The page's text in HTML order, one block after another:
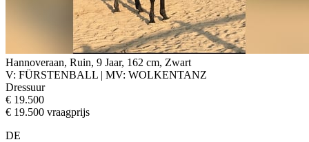
Hannoveraan, Ruin, 9 Jaar, 162 cm, Zwart
V: FÜRSTENBALL | MV: WOLKENTANZ
Dressuur
€ 19.500
€ 19.500 vraagprijs
DE